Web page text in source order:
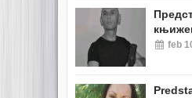
feb